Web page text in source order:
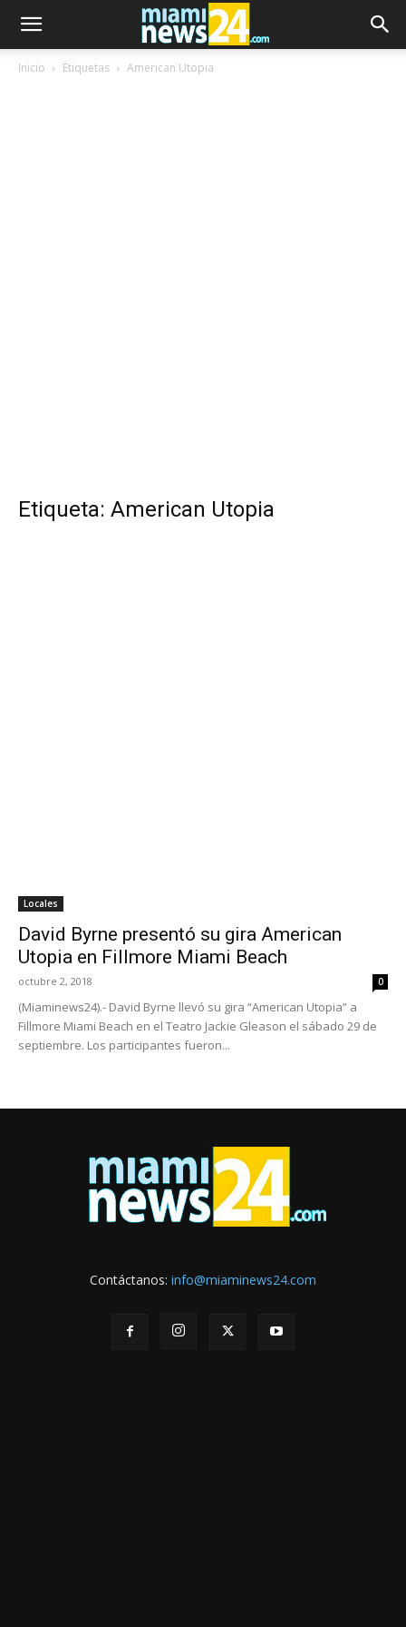
Inicio Etiquetas American Utopia
Etiqueta: American Utopia
Locales
David Byrne presentó su gira American
Utopia en Fillmore Miami Beach
octubre 2, 2018 0
(Miaminews24).- David Byrne llevó su gira “American Utopia” a
Fillmore Miami Beach en el Teatro Jackie Gleason el sábado 29 de
septiembre. Los participantes fueron...
Contáctanos: info@miaminews24.com